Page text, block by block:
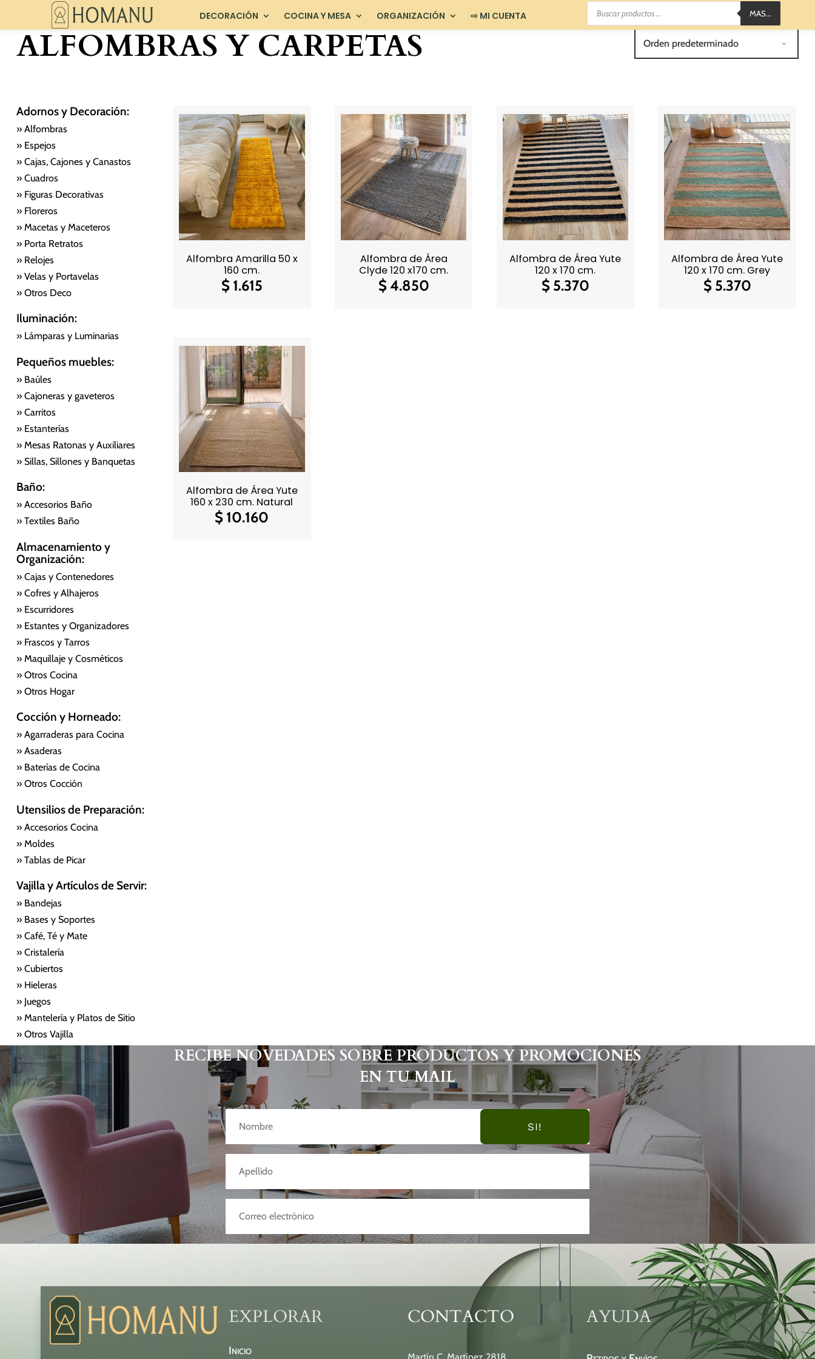
DECORACIÓN COCINA Y MESA ORGANIZACIÓN ⇨ MI CUENTA
Búsqueda
productos
MAS...
ALFOMBRAS Y CARPETAS
Adornos y Decoración:
» Alfombras
» Espejos
» Cajas, Cajones y Canastos
» Cuadros
» Figuras Decorativas
» Floreros
» Macetas y Maceteros
» Porta Retratos
» Relojes
» Velas y Portavelas
» Otros Deco
Iluminación:
» Lámparas y Luminarias
Pequeños muebles:
» Baúles
» Cajoneras y gaveteros
» Carritos
» Estanterías
» Mesas Ratonas y Auxiliares
» Sillas, Sillones y Banquetas
Baño:
» Accesorios Baño
» Textiles Baño
Almacenamiento y
Organización:
» Cajas y Contenedores
» Cofres y Alhajeros
» Escurridores
» Estantes y Organizadores
» Frascos y Tarros
» Maquillaje y Cosméticos
» Otros Cocina
» Otros Hogar
Cocción y Horneado:
» Agarraderas para Cocina
» Asaderas
» Baterías de Cocina
» Otros Cocción
Utensilios de Preparación:
» Accesorios Cocina
» Moldes
» Tablas de Picar
Vajilla y Artículos de Servir:
» Bandejas
» Bases y Soportes
» Café, Té y Mate
» Cristalería
» Cubiertos
» Hieleras
» Juegos
» Mantelería y Platos de Sitio
» Otros Vajilla
Alfombra Amarilla 50 x
160 cm.
$1.615
Alfombra de Área
Clyde 120 x170 cm.
$4.850
Alfombra de Área Yute
120 x 170 cm.
$5.370
Alfombra de Área Yute
120 x 170 cm. Grey
$5.370
Alfombra de Área Yute
160 x 230 cm. Natural
$ 10.160
RECIBE NOVEDADES SOBRE PRODUCTOS Y PROMOCIONES
EN TU MAIL
SI!
EXPLORAR
Inicio
CONTACTO AYUDA